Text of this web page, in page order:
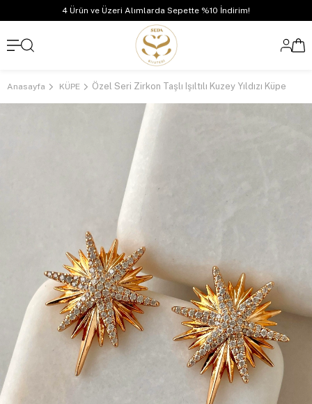
4 Ürün ve Üzeri Alımlarda Sepette %10 İndirim!
Anasayfa KÜPE Özel Seri Zirkon Taşlı Işıltılı Kuzey Yıldızı Küpe